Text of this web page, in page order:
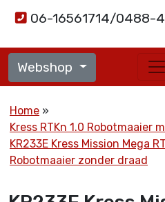
06-16561714/0488-
Webshop
Home
Kress RTKn 1.0 Robotmaaier
KR233E Kress Mission Mega
Robotmaaier zonder draad